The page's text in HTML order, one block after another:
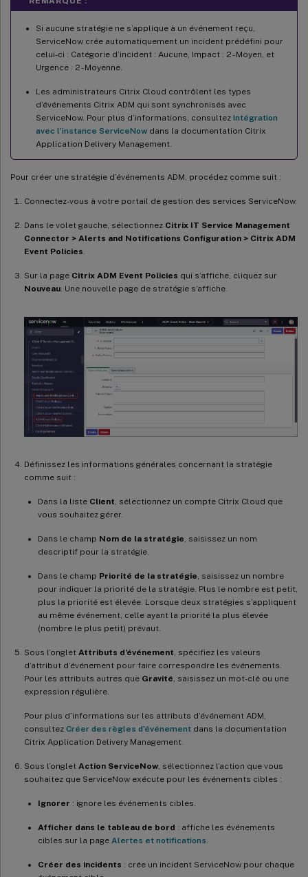
Si aucune stratégie ne s’applique à un événement reçu,
ServiceNow crée automatiquement un incident prédéfini pour
celui-ci : Catégorie d’incident : Aucune, Impact : 2 - Moyen, et
Urgence : 2 - Moyenne.
Les administrateurs Citrix Cloud contrôlent les types
d’événements Citrix ADM qui sont synchronisés avec
ServiceNow. Pour plus d’informations, consultez Intégration
avec l’instance ServiceNow dans la documentation Citrix
Application Delivery Management.
Pour créer une stratégie d’événements ADM, procédez comme suit :
Connectez-vous à votre portail de gestion des services ServiceNow.
Dans le volet gauche, sélectionnez Citrix IT Service Management
Connector > Alerts and Notifications Configuration > Citrix ADM
Event Policies.
Sur la page Citrix ADM Event Policies qui s’affiche, cliquez sur
Nouveau. Une nouvelle page de stratégie s’affiche.
Définissez les informations générales concernant la stratégie
comme suit :
Dans la liste Client, sélectionnez un compte Citrix Cloud que
vous souhaitez gérer.
Dans le champ Nom de la stratégie, saisissez un nom
descriptif pour la stratégie.
Dans le champ Priorité de la stratégie, saisissez un nombre
pour indiquer la priorité de la stratégie. Plus le nombre est petit,
plus la priorité est élevée. Lorsque deux stratégies s’appliquent
au même événement, celle ayant la priorité la plus élevée
(nombre le plus petit) prévaut.
Sous l’onglet Attributs d’événement, spécifiez les valeurs
d’attribut d’événement pour faire correspondre les événements.
Pour les attributs autres que Gravité, saisissez un mot-clé ou une
expression régulière.
Pour plus d’informations sur les attributs d’événement ADM,
consultez Créer des règles d’événement dans la documentation
Citrix Application Delivery Management.
Sous l’onglet Action ServiceNow, sélectionnez l’action que vous
souhaitez que ServiceNow exécute pour les événements cibles :
Ignorer : ignore les événements cibles.
Afficher dans le tableau de bord : affiche les événements
cibles sur la page Alertes et notifications.
Créer des incidents : crée un incident ServiceNow pour chaque